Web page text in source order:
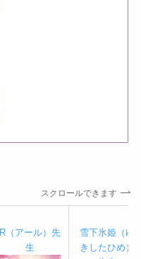
スクロールできます
R（アール）先
生
雪下氷姫（ゆ
きしたひめ）